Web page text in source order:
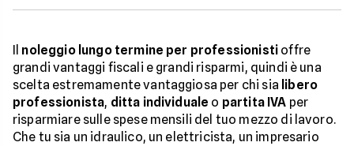
Il noleggio lungo termine per professionisti offre
grandi vantaggi fiscali e grandi risparmi, quindi è una
scelta estremamente vantaggiosa per chi sia libero
professionista, ditta individuale o partita IVA per
risparmiare sulle spese mensili del tuo mezzo di lavoro.
Che tu sia un idraulico, un elettricista, un impresario